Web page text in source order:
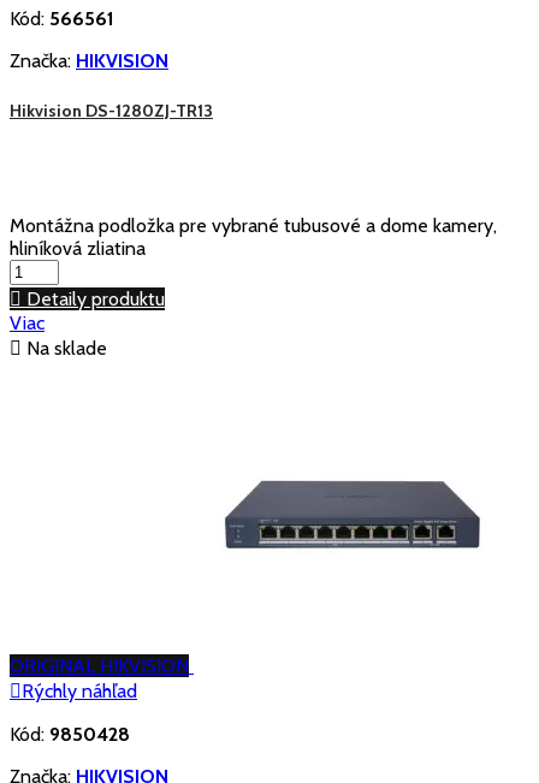
Kód: 566561
Značka: HIKVISION
Hikvision DS-1280ZJ-TR13
Montážna podložka pre vybrané tubusové a dome kamery,
hliníková zliatina
 Detaily produktu
Viac
 Na sklade
ORIGINAL HIKVISION
Rýchly náhľad
Kód: 9850428
Značka: HIKVISION